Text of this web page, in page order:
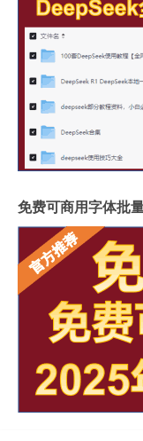
免费可商用字体批